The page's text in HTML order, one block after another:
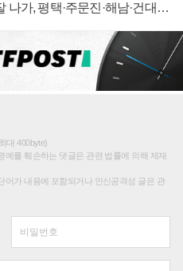
나가, 평택·주문진·해남·건대로
대 400byte)
예를 훼손하는 댓글은 관련 법률에 의해 제재
어가 내용에 포함되거나 인신공격성 글은 관